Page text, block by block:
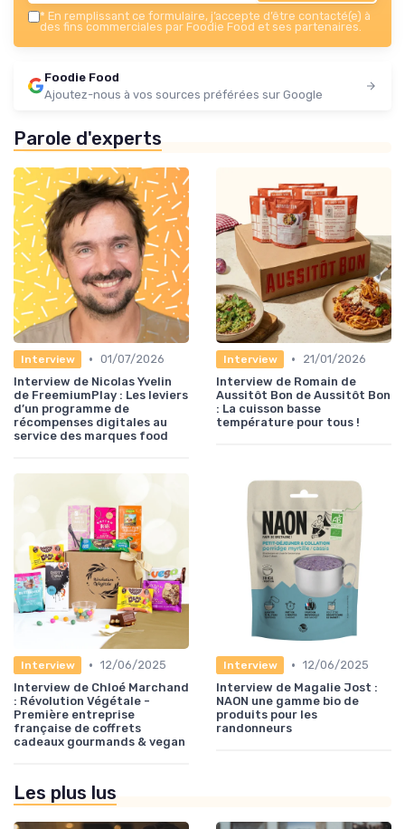
* En remplissant ce formulaire, j’accepte d’être contacté(e) à
des fins commerciales par Foodie Food et ses partenaires.
Foodie Food
Ajoutez-nous à vos sources préférées sur Google
Parole d'experts
Interview • 01/07/2026
Interview de Nicolas Yvelin
de FreemiumPlay : Les leviers
d’un programme de
récompenses digitales au
service des marques food
Interview •
21/01/2026
Interview de Romain de
Aussitôt Bon de Aussitôt Bon
: La cuisson basse
température pour tous !
Interview • 12/06/2025
Interview de Chloé Marchand
: Révolution Végétale -
Première entreprise
française de coffrets
cadeaux gourmands & vegan
Interview • 12/06/2025
Interview de Magalie Jost :
NAON une gamme bio de
produits pour les
randonneurs
Les plus lus